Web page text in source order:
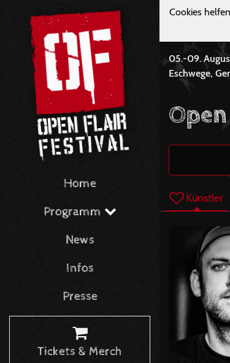
Home
Programm
News
Infos
Presse
Tickets & Merch
Cookies
05.-09.
Eschwege,
Künstler